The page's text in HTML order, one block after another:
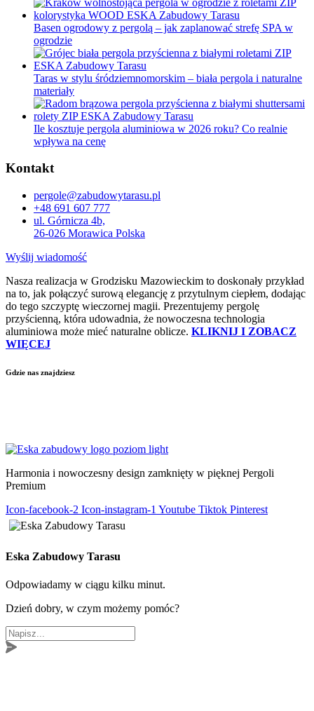
Basen ogrodowy z pergolą – jak zaplanować strefę SPA w
ogrodzie
Taras w stylu śródziemnomorskim – biała pergola i naturalne
materiały
Ile kosztuje pergola aluminiowa w 2026 roku? Co realnie
wpływa na cenę
Kontakt
pergole@zabudowytarasu.pl
+48 691 607 777
ul. Górnicza 4b,
26-026 Morawica Polska
Wyślij wiadomość
Nasza realizacja w Grodzisku Mazowieckim to doskonały przykład
na to, jak połączyć surową elegancję z przytulnym ciepłem, dodając
do tego szczyptę wieczornej magii. Prezentujemy pergolę
przyścienną, która udowadnia, że nowoczesna technologia
aluminiowa może mieć naturalne oblicze. KLIKNIJ I ZOBACZ
WIĘCEJ
Gdzie nas znajdziesz
Harmonia i nowoczesny design zamknięty w pięknej Pergoli
Premium
Icon-facebook-2 Icon-instagram-1 Youtube Tiktok Pinterest
Eska Zabudowy Tarasu
Odpowiadamy w ciągu kilku minut.
Dzień dobry, w czym możemy pomóc?